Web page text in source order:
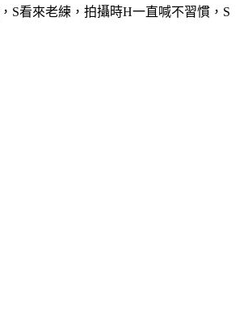
S看來老練，拍攝時H一直喊不習慣，S